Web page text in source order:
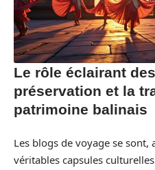
Le rôle éclairant
préservation et la
patrimoine balinais
Les blogs de voyage se
véritables capsules